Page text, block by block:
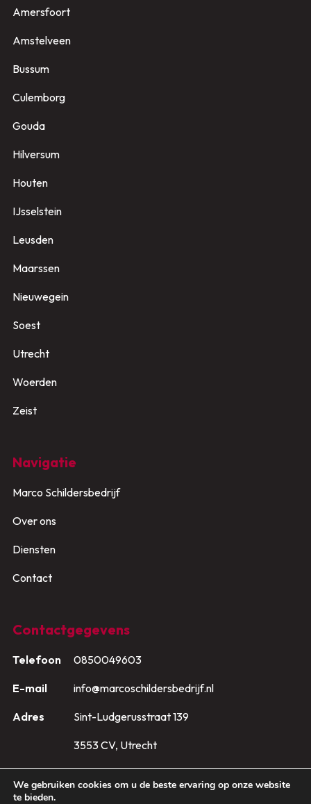
Amersfoort
Amstelveen
Bussum
Culemborg
Gouda
Hilversum
Houten
IJsselstein
Leusden
Maarssen
Nieuwegein
Soest
Utrecht
Woerden
Zeist
Navigatie
Marco Schildersbedrijf
Over ons
Diensten
Contact
Contactgegevens
Telefoon 0850049603
E-mail info@marcoschildersbedrijf.nl
Adres Sint-Ludgerusstraat 139
3553 CV, Utrecht
We gebruiken cookies om u de beste ervaring op onze website
te bieden.